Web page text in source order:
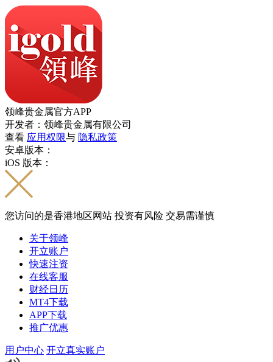
领峰贵金属官方APP
开发者：领峰贵金属有限公司
查看 应用权限与 隐私政策
安卓版本：
iOS 版本：
您访问的是香港地区网站 投资有风险 交易需谨慎
关于领峰
开立账户
快速注资
在线客服
财经日历
MT4下载
APP下载
推广优惠
用户中心 开立真实账户